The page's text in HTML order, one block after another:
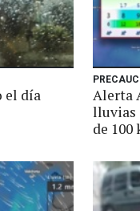
el día
Alerta
lluvias
de 100